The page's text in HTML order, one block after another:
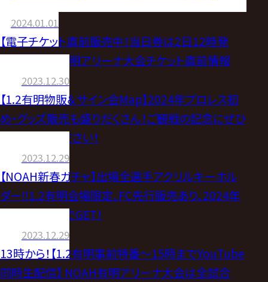
1.2有明プロレス初めのサイン会の詳細が決
定！
2024.01.01
【電子チケット直前販売中！当日券は2日12時発
売！】1月2日有明アリーナ大会チケット直前情報
2023.12.30
【1.2有明物販＆サイン会Map】2024年プロレス初
め・グッズ販売も盛りだくさん！ご観戦の記念にぜひ
お立ち寄りください！
2023.12.29
【NOAH新春ガチャ】出場全選手アクリルキーホル
ダー‼1.2有明会場限定、FC先行販売あり、2024年
プロレス初めでGET！
2023.12.29
13時から！【1.2有明事前特番〜15時までYouTube
同時生配信】 NOAH有明アリーナ大会は全試合